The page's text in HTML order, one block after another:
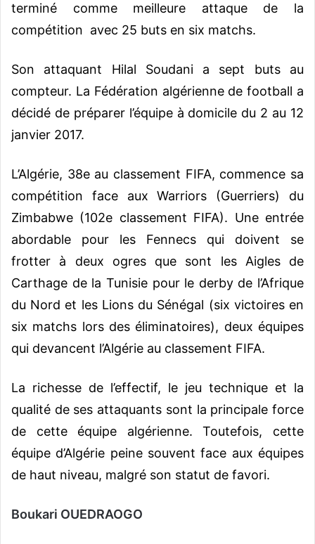
terminé comme meilleure attaque de la
compétition avec 25 buts en six matchs.
Son attaquant Hilal Soudani a sept buts au
compteur. La Fédération algérienne de football a
décidé de préparer l’équipe à domicile du 2 au 12
janvier 2017.
L’Algérie, 38e au classement FIFA, commence sa
compétition face aux Warriors (Guerriers) du
Zimbabwe (102e classement FIFA). Une entrée
abordable pour les Fennecs qui doivent se
frotter à deux ogres que sont les Aigles de
Carthage de la Tunisie pour le derby de l’Afrique
du Nord et les Lions du Sénégal (six victoires en
six matchs lors des éliminatoires), deux équipes
qui devancent l’Algérie au classement FIFA.
La richesse de l’effectif, le jeu technique et la
qualité de ses attaquants sont la principale force
de cette équipe algérienne. Toutefois, cette
équipe d’Algérie peine souvent face aux équipes
de haut niveau, malgré son statut de favori.
Boukari OUEDRAOGO